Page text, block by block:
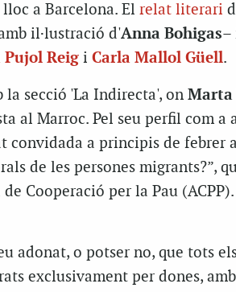
a Barcelona. El relat literari
il·lustració d'Anna Bohigas–
Pujol Reigi Carla Mallol Güell.
secció 'La Indirecta', on Marta
al Marroc. Pel seu perfil com a
convidada a principis de febrer
de les persones migrants?”,
de Cooperació per la Pau
adonat, o potser no, que tots
exclusivament per dones, amb